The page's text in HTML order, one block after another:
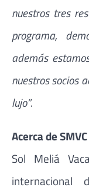
nuestros tres
programa,
además
nuestros socios
lujo”.
Acerca de SMVC
Sol Meliá
internacional